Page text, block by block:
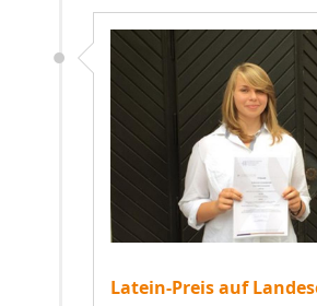
Latein-Preis auf